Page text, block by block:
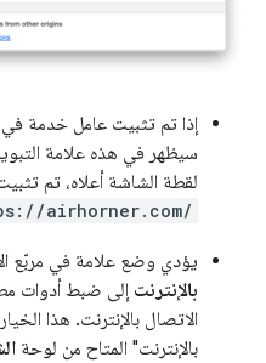
إذا تم تثبيت عامل خدمة في
سيظهر في هذه علامة
لقطة الشاشة أعلاه، تم
airhorner.com/
يؤدي وضع علامة في مربّع
بالإنترنت إلى ضبط أدوات
الاتصال بالإنترنت. هذا
بالإنترنت" المتاح من لوحة